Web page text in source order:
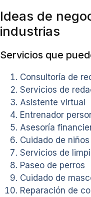
Ideas de
industrias
Servicios que
Consultoría de
Servicios de
Asistente virtual
Entrenador
Asesoría
Cuidado de
Servicios de
Paseo de perros
Cuidado de
Reparación de